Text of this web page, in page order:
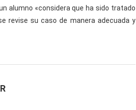
alumno «considera que ha sido tratado
revise su caso de manera adecuada y